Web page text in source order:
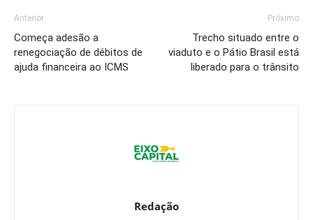
Anterior
Começa adesão a
renegociação de débitos de
ajuda financeira ao ICMS
Próximo
Trecho situado entre o
viaduto e o Pátio Brasil está
liberado para o trânsito
Redação